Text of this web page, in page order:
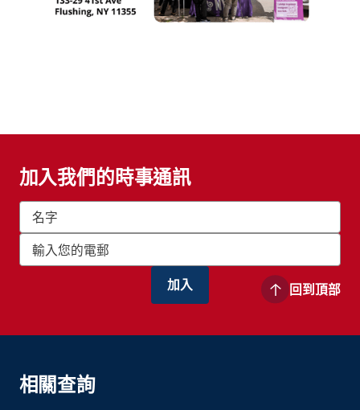
加入我們的時事通訊
回到頂部
相關查詢